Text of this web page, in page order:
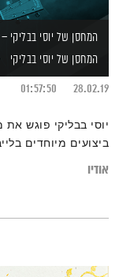
המחסן של יוסי בבליקי – 28.2.19
המחסן של יוסי בבליקי
28.02.19
01:57:50
יוסי בבליקי פוגש את
ביצועים מיוחדים
אודיו